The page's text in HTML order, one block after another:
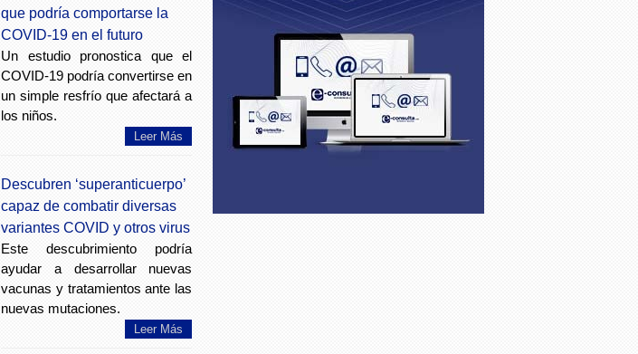
que podría comportarse la
COVID-19 en el futuro
Un estudio pronostica que el
COVID-19 podría convertirse en
un simple resfrío que afectará a
los niños.
Leer Más
Descubren ‘superanticuerpo’
capaz de combatir diversas
variantes COVID y otros virus
Este descubrimiento podría
ayudar a desarrollar nuevas
vacunas y tratamientos ante las
nuevas mutaciones.
Leer Más